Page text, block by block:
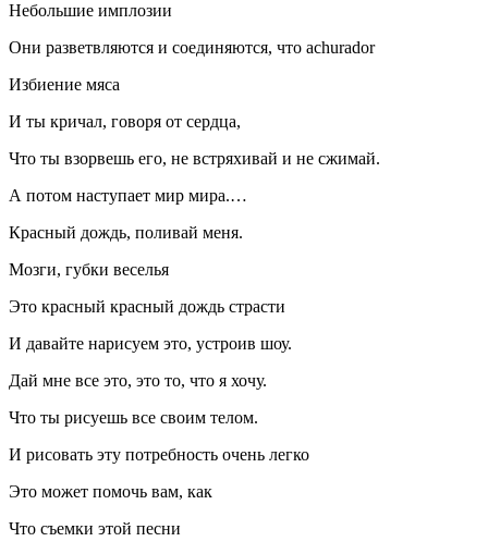
Небольшие имплозии
Они разветвляются и соединяются, что achurador
Избиение мяса
И ты кричал, говоря от сердца,
Что ты взорвешь его, не встряхивай и не сжимай.
А потом наступает мир мира.…
Красный дождь, поливай меня.
Мозги, губки веселья
Это красный красный дождь страсти
И давайте нарисуем это, устроив шоу.
Дай мне все это, это то, что я хочу.
Что ты рисуешь все своим телом.
И рисовать эту потребность очень легко
Это может помочь вам, как
Что съемки этой песни